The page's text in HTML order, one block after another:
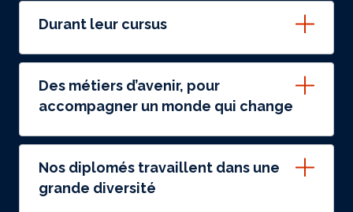
Durant leur cursus
Des métiers d’avenir, pour
accompagner un monde qui change
Nos diplomés travaillent dans une
grande diversité